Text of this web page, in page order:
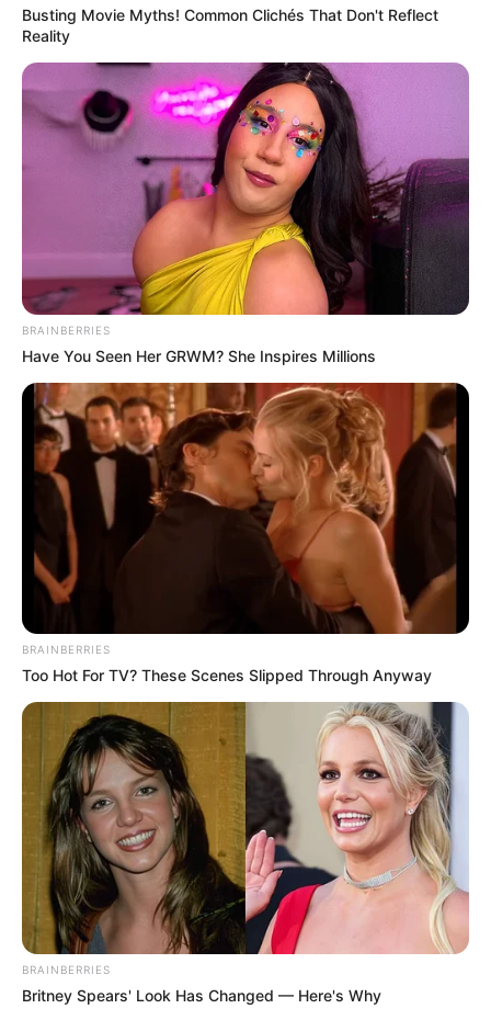
ΠΩΣ
Busting Movie Myths! Common Clichés That Don't Reflect
Reality
BRAINBERRIES
Have You Seen Her GRWM? She Inspires Millions
BRAINBERRIES
Too Hot For TV? These Scenes Slipped Through Anyway
BRAINBERRIES
Britney Spears' Look Has Changed — Here's Why